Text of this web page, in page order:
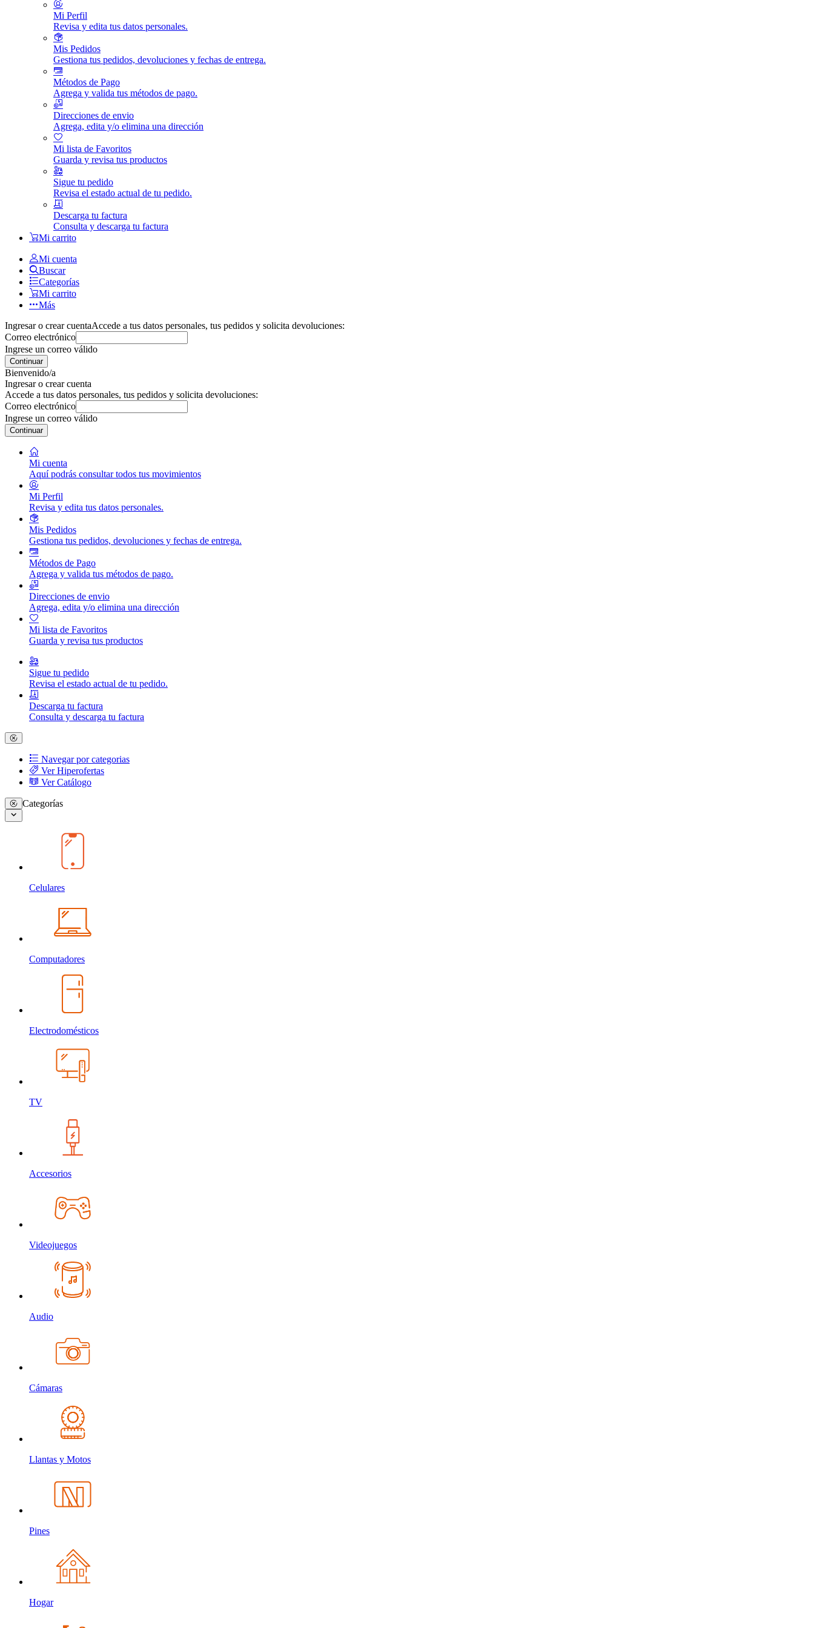
Mi Perfil
Revisa y edita tus datos personales.
Mis Pedidos
Gestiona tus pedidos, devoluciones y fechas de entrega.
Métodos de Pago
Agrega y valida tus métodos de pago.
Direcciones de envio
Agrega, edita y/o elimina una dirección
Mi lista de Favoritos
Guarda y revisa tus productos
Sigue tu pedido
Revisa el estado actual de tu pedido.
Descarga tu factura
Consulta y descarga tu factura
Mi carrito
Mi cuenta
Buscar
Categorías
Mi carrito
Más
Ingresar o crear cuentaAccede a tus datos personales, tus pedidos y solicita devoluciones:
Correo electrónico
Ingrese un correo válido
Continuar
Bienvenido/a
Ingresar o crear cuenta
Accede a tus datos personales, tus pedidos y solicita devoluciones:
Correo electrónico
Ingrese un correo válido
Continuar
Mi cuenta
Aquí podrás consultar todos tus movimientos
Mi Perfil
Revisa y edita tus datos personales.
Mis Pedidos
Gestiona tus pedidos, devoluciones y fechas de entrega.
Métodos de Pago
Agrega y valida tus métodos de pago.
Direcciones de envio
Agrega, edita y/o elimina una dirección
Mi lista de Favoritos
Guarda y revisa tus productos
Sigue tu pedido
Revisa el estado actual de tu pedido.
Descarga tu factura
Consulta y descarga tu factura
Navegar por categorias
Ver Hiperofertas
Ver Catálogo
Categorías
Celulares
Computadores
Electrodomésticos
TV
Accesorios
Videojuegos
Audio
Cámaras
Llantas y Motos
Pines
Hogar